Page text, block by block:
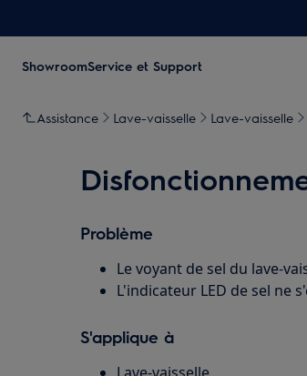
ShowroomService et Support
Assistance Lave-vaisselle Lave-vaisselle
Problème
Le voyant de sel du lave-
L'indicateur LED de sel ne
S'applique à